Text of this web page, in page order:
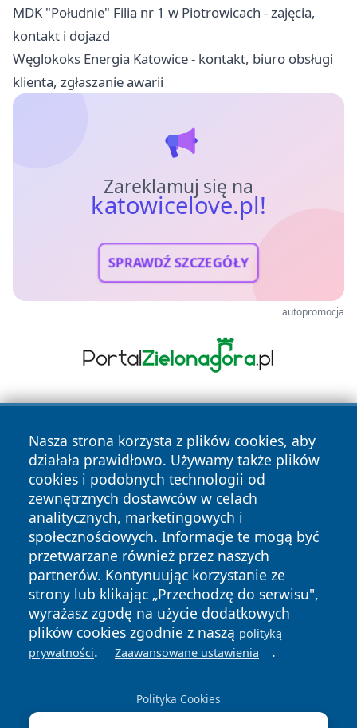
MDK "Południe" Filia nr 1 w Piotrowicach - zajęcia,
kontakt i dojazd
Węglokoks Energia Katowice - kontakt, biuro obsługi
klienta, zgłaszanie awarii
Zareklamuj się na
katowicelove.pl!
SPRAWDŹ SZCZEGÓŁY
autopromocja
Nasza strona korzysta z plików cookies, aby
działała prawidłowo. Używamy także plików
cookies i podobnych technologii od
zewnętrznych dostawców w celach
analitycznych, marketingowych i
społecznościowych. Informacje te mogą być
przetwarzane również przez naszych
partnerów. Kontynuując korzystanie ze
strony lub klikając „Przechodzę do serwisu",
wyrażasz zgodę na użycie dodatkowych
plików cookies zgodnie z naszą polityką
prywatności. Zaawansowane ustawienia .
Polityka Cookies
Copyright © 2026 katowicelove.pl Wszystkie prawa
zastrzeżone.
News Autorzy
Polityka
Prywatności
Polityka
Cookies